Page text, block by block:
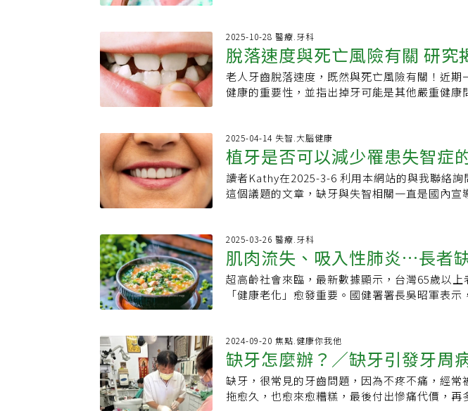
示，65歲以上長者缺牙比率近9成，平均缺牙數
持基本咀嚼功能，但8成長者對假牙保養的重要
者常認為缺一、兩顆應沒關係，但長期忽略牙齒
引發缺牙的骨牌效應，愈缺愈多。依2021年「
情形，12歲至34歲缺牙數均少於一顆，35至44
齦血液循環、癒合能力，牙床不穩，增加缺牙機
良等全身性影響。世界衛生組織（WHO）「
有20顆以上自然牙，蔡佩龍強調，這是高齡者
標，但目前僅2成長者能夠達標，顯示口腔健康
次。蔡佩龍建議，民眾應多利用這項公費給付，
牙長者配戴假牙，不論是固定假牙或活動假牙
說，固定假牙和真牙一樣要使用軟毛牙刷、牙線
後應刷牙。調查顯示，9成活動假牙配戴者日常
為最普遍的困擾，另有55%假牙配戴者因假牙
口腔疾病的溫床。資料顯示，高達88%假牙清潔
炎，顯示發炎與感染問題相當常見，且易反覆發
穩定性。蔡佩龍指出，活動假牙若配戴不夠穩
殘渣堆積外，也可能造成咬合力量分布不均，使
2025-10-28 醫療.牙科
脫落速度與死亡風險有關 研究
容易早逝
老人牙齒脫落速度，既然與死亡風險有關！近期
健康的重要性，並指出掉牙可能是其他嚴重健康
聯。為了取得相關數據，中國四川大學
團隊，對8073名老年人進行了掉牙研究，追蹤研
與死亡率間的關係。研究人員在發表的論文中寫
牙齒數量為多少，牙齒脫落速度越快，全因死
別、年齡、教育程度、飲酒習慣和規律運動水平
為評估一個人整體健康和死亡風險的指標。良好
認為與整體健康狀況息息相關，且之前就有研究
和心臟病之間存有關聯。為什麼掉牙率與死亡率
楚；研究人員指出，發炎、飲食、肥胖和心理
究人員寫道：「儘管這些解釋了牙齒脫落與其他
聯，但確切的機制仍不清楚，值得進一步研究。
進良好的口腔健康；定期看牙醫、每天刷牙兩次
康；而先前的研究也顯示，這些習慣會影響老年
計牙齒數量，並且可以修復缺失的牙齒；研究顯
2025-04-14 失智.大腦健康
植牙是否可以減少罹患失智症
研究給答案
讀者Kathy在2025-3-6 利用本網站的與我聯絡
這個議題的文章，缺牙與失智相關一直是國內宣
能，對於植牙也有不少否定的論點，我的問題是
智有關？如果能維持咀嚼功能（不論是什麼牙）
高齡化社會是否有相關的研究呢？感謝您。讀者
在2024-8-26發表的「咀嚼活化大腦，缺這顆牙
倍」。其中兩段是（合併）：「九州大學研究團
對。結果發現，因臼齒缺失導致咬合不正的高齡
合良好的人高出1.34倍，而門牙一起缺失、上下
者，失智風險更高出1.54倍。」從這段話就可看
對題。要知道，在正常情況下我們每個人都有
2025-03-26 醫療.牙科
肌肉流失、吸入性肺炎…長者
身
超高齡社會來臨，最新數據顯示，台灣65歲以上
「健康老化」愈發重要。國健署署長吳昭軍表
65.8%因為咀嚼或吞嚥問題，吃東西的種類有限
流質或軟爛食物，久了會沒食欲，容易因蛋白質
等營養素攝取不足，漸漸流失肌肉、免疫力下降
區健康組研究員麥揚俊說，老家人如果牙口不好
口腔也容易出現細菌感染，一旦發生嗆咳，提高
2024-09-20 焦點.健康你我他
缺牙怎麼辦？／缺牙引發牙周
缺牙，很常見的牙齒問題，因為不疼不痛，經
拖愈久，也愈來愈糟糕，最後付出慘痛代價，再